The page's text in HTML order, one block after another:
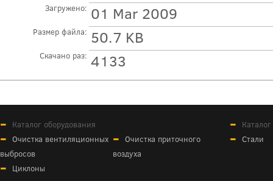
Загружено: 01 Mar 2009
Размер файла: 50.7 KB
Скачано раз: 4133
Каталог оборудования
Очистка вентиляционных
выбросов
Очистка приточного
воздуха
Циклоны
Стали